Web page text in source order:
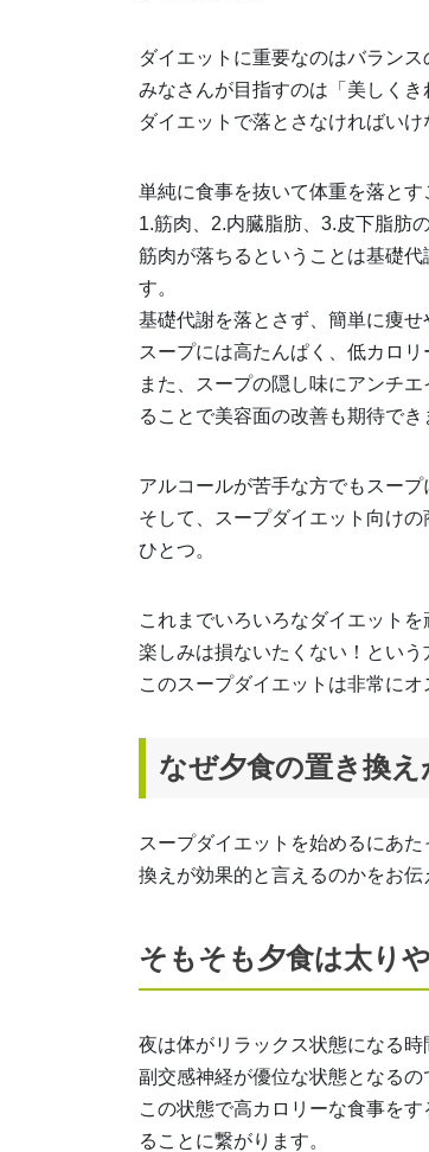
ダイエットに重要なのはバランス
みなさんが目指すのは「美しく
ダイエットで落とさなければい
単純に食事を抜いて体重を落とす
1.筋肉、2.内臓脂肪、3.皮下脂肪
筋肉が落ちるということは基礎
す。
基礎代謝を落とさず、簡単に痩
スープには高たんぱく、低カロ
また、スープの隠し味にアンチ
ることで美容面の改善も期待でき
アルコールが苦手な方でもスー
そして、スープダイエット向け
ひとつ。
これまでいろいろなダイエット
楽しみは損ないたくない！という
このスープダイエットは非常にオ
なぜ夕食の置き換
スープダイエットを始めるにあ
換えが効果的と言えるのかをお伝
そもそも夕食は太り
夜は体がリラックス状態になる時
副交感神経が優位な状態となるの
この状態で高カロリーな食事を
ることに繋がります。